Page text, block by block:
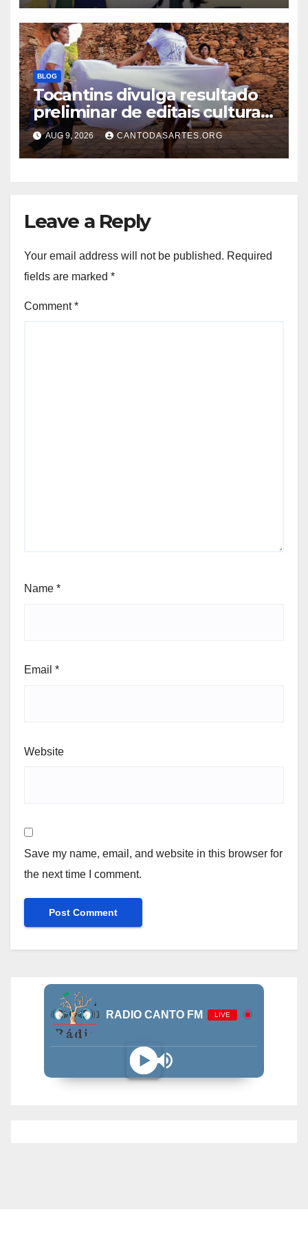
BLOG
Tocantins divulga resultado
preliminar de editais culturais
do Ciclo 2
AUG 9, 2026 CANTODASARTES.ORG
Leave a Reply
Your email address will not be published. Required
fields are marked *
Comment*
Name *
Email *
Website
Save my name, email, and website in this browser for
the next time I comment.
RADIO CANTO FM LIVE